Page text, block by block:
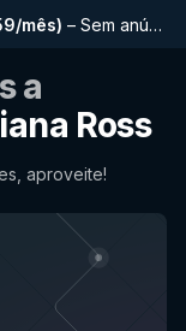
mês) – Sem anúncios, playlists mais longas, histórico completo e acesso antecipado a novos recursos
a
Ross
aproveite!